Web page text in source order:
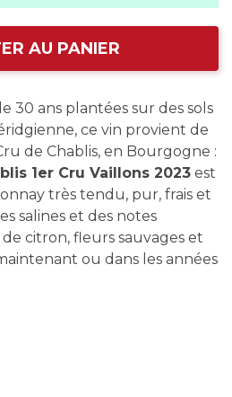
AU PANIER
30 ans plantées sur des sols
ce vin provient de
de Chablis, en Bourgogne :
1er Cru Vaillons 2023 est
très tendu, pur, frais et
salines et des notes
citron, fleurs sauvages et
ou dans les années